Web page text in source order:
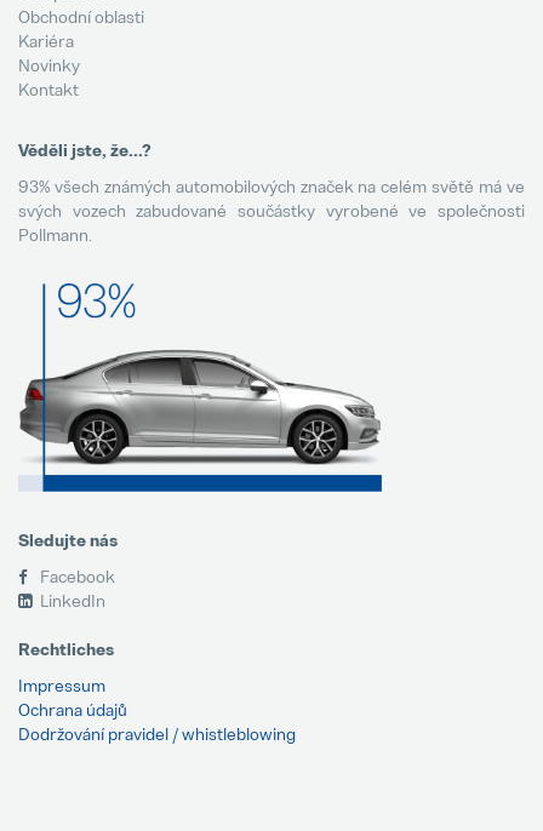
Obchodní oblasti
Kariéra
Novinky
Kontakt
Věděli jste, že...?
93% všech známých automobilových značek na celém světě má ve
svých vozech zabudované součástky vyrobené ve společnosti
Pollmann.
Sledujte nás
Facebook
LinkedIn
Rechtliches
Impressum
Ochrana údajů
Dodržování pravidel / whistleblowing